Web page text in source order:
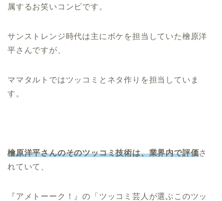
属するお笑いコンビです。
サンストレンジ時代は主にボケを担当していた檜原洋
平さんですが、
ママタルトではツッコミとネタ作りを担当していま
す。
檜原洋平さんのそのツッコミ技術は、業界内で評価さ
れていて、
『アメトーーク！』の「ツッコミ芸人が選ぶこのツッ